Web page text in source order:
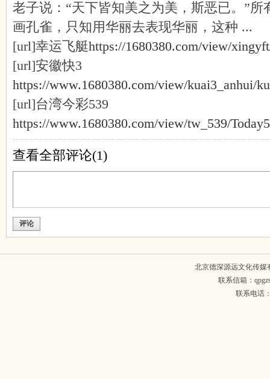
老子说：“天下皆知美之为美，斯恶已。”
画孔雀，只知用华丽去表现华丽，这种 ...
[url]幸运飞艇https://1680380.com/view/
[url]安徽快3
https://www.1680380.com/view/kuai3_anhui/
[url]台湾今彩539
https://www.1680380.com/view/tw_539/
查看全部评论(1)
评论
北京德深源远文化传
联系信箱：
联系电话